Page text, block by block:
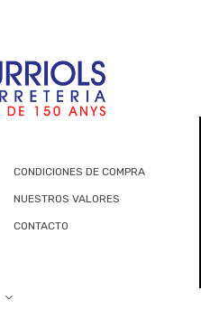
CONDICIONES DE COMPRA
NUESTROS VALORES
CONTACTO